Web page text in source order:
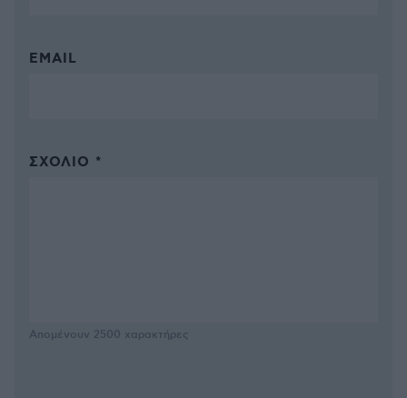
EMAIL
ΣΧΌΛΙΟ *
Απομένουν 2500 χαρακτήρες